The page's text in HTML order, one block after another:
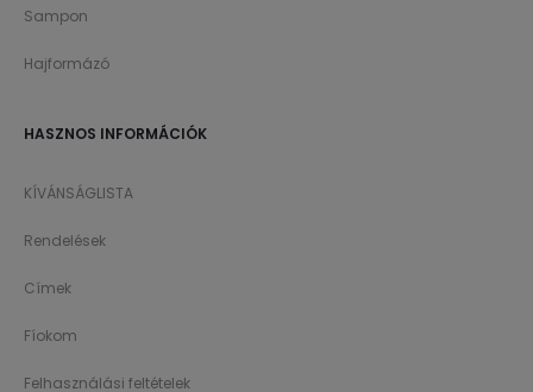
Sampon
Hajformázó
HASZNOS INFORMÁCIÓK
KÍVÁNSÁGLISTA
Rendelések
Címek
Fíokom
Felhasználási feltételek